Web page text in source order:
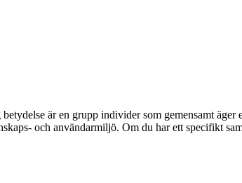
är en grupp individer som gemensamt
och användarmiljö. Om du har ett specifikt